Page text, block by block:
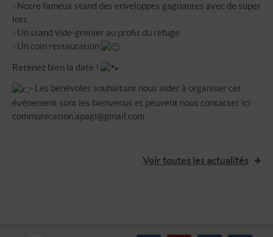
- Notre fameux stand des enveloppes gagnantes avec de super
lots.
- Un stand vide-grenier au profit du refuge
- Un coin restauration
Retenez bien la date !
Les bénévoles souhaitant nous aider à organiser cet
événement sont les bienvenus et peuvent nous contacter ici :
communication.apagi@gmail.com
Voir toutes les actualités